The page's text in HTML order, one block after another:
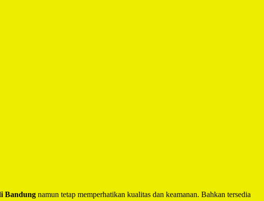
Bandung namun tetap memperhatikan kualitas dan keamanan. Bahkan tersedia